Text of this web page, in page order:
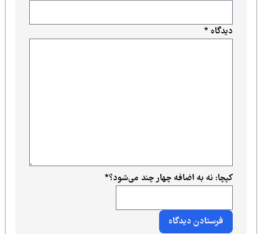
دیدگاه*
کپچا: نه به اضافه چهار چند می‌شود؟*